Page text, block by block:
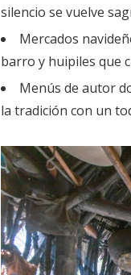
silencio se vuelve
Mercados
barro y huipiles que
Menús de autor
la tradición con un